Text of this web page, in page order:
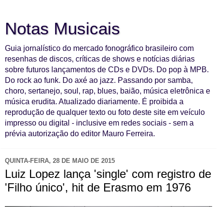
Notas Musicais
Guia jornalístico do mercado fonográfico brasileiro com
resenhas de discos, críticas de shows e notícias diárias
sobre futuros lançamentos de CDs e DVDs. Do pop à MPB.
Do rock ao funk. Do axé ao jazz. Passando por samba,
choro, sertanejo, soul, rap, blues, baião, música eletrônica e
música erudita. Atualizado diariamente. É proibida a
reprodução de qualquer texto ou foto deste site em veículo
impresso ou digital - inclusive em redes sociais - sem a
prévia autorização do editor Mauro Ferreira.
QUINTA-FEIRA, 28 DE MAIO DE 2015
Luiz Lopez lança 'single' com registro de
'Filho único', hit de Erasmo em 1976